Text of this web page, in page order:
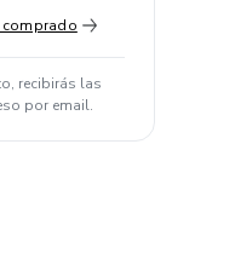
recibirás las
por email.